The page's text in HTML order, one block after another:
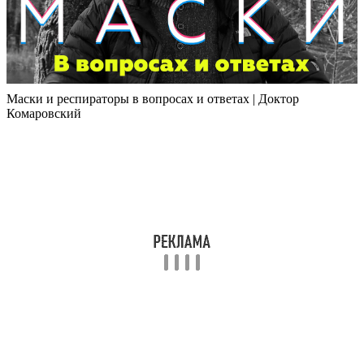
Маски и респираторы в вопросах и ответах | Доктор
Комаровский